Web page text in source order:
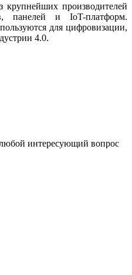
крупнейших производителей
панелей и IoT-платформ.
для цифровизации,
4.0.
интересующий вопрос